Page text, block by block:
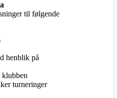
til følgende
henblik på
klubben
turneringer